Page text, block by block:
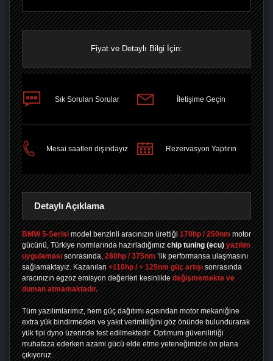
Fiyat ve Detaylı Bilgi İçin:
Sık Sorulan Sorular İletişime Geçin
Mesai saatleri dışındayız Rezervasyon Yaptırın
Detaylı Açıklama
BMW 5-Serisi model benzinli aracınızın ürettiği 170hp / 250nm motor
gücünü, Türkiye normlarında hazırladığımız chip tuning (ecu) yazılım
uygulaması sonrasında, 280hp / 375nm ’lik performansa ulaşmasını
sağlamaktayız. Kazanılan +110hp / + 125nm güç artışı sonrasında
aracınızın egzoz emisyon değerleri kesinlikle değişmemekte ve
duman atmamaktadır.
Tüm yazılımlarımız, hem güç dağıtımı açısından motor mekaniğine
extra yük bindirmeden ve yakıt verimliliğini göz önünde bulundurarak
yük tipi dyno üzerinde test edilmektedir. Optimum güvenilirliği
muhafaza ederken azami gücü elde etme yeteneğimizle ön plana
çıkıyoruz.